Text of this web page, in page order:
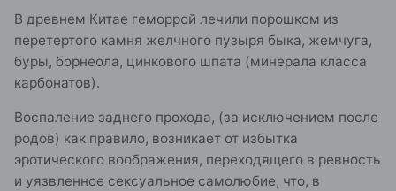
В древнем Китае геморрой лечили порошком из
перетертого камня желчного пузыря быка, жемчуга,
буры, борнеола, цинкового шпата (минерала класса
карбонатов).
Воспаление заднего прохода, (за исключением после
родов) как правило, возникает от избытка
эротического воображения, переходящего в ревность
и уязвленное сексуальное самолюбие, что, в